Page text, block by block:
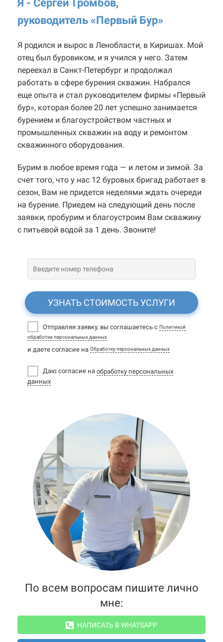
Я - Сергей Тромбов,
руководитель «Первый Бур»
Я родился и вырос в Ленобласти, в Киришах. Мой
отец был буровиком, и я учился у него. Затем
переехал в Санкт-Петербург и продолжал
работать в сфере бурения скважин. Набрался
еще опыта и стал руководителем фирмы «Первый
бур», которая более 20 лет успешно занимается
бурением и благоустройством частных и
промышленных скважин на воду и ремонтом
скважинного оборудования.
Бурим в любое время года — и летом и зимой. За
счет того, что у нас 12 буровых бригад работает в
сезон, Вам не придется неделями ждать очереди
на бурение. Приедем на следующий день после
заявки, пробурим и благоустроим Вам скважину
с питьевой водой за 1 день. Звоните!
УЗНАТЬ СТОИМОСТЬ УСЛУГИ
Отправляя заявку, вы соглашаетесь с Политикой
обработки персональных данных
и даете согласие на Обработку персональных данных
Даю согласие на обработку персональных
данных
По всем вопросам пишите лично
мне:
НАПИСАТЬ В WHATSAPP